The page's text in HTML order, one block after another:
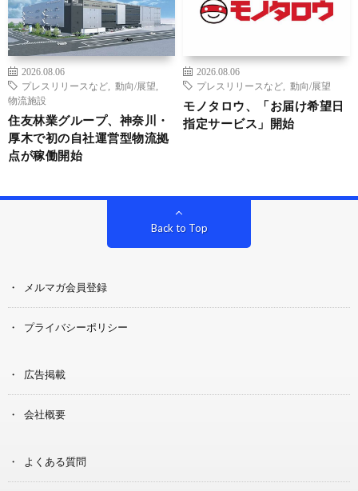
2026.08.06
プレスリリースなど
動向/展望
物流施設
住友林業グループ、神奈川・
厚木で初の自社運営型物流拠
点が稼働開始
2026.08.06
プレスリリースなど
動向/展望
モノタロウ、「お届け希望日
指定サービス」開始
Back to Top
メルマガ会員登録
プライバシーポリシー
広告掲載
会社概要
よくある質問